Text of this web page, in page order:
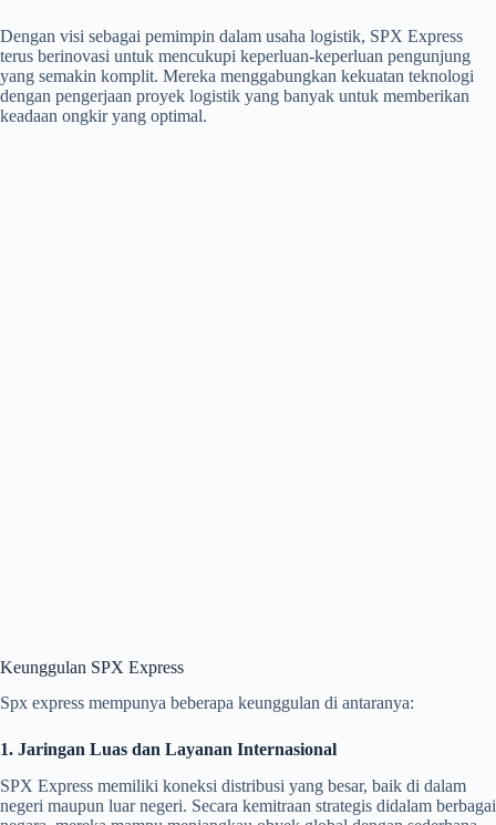
Dengan visi sebagai pemimpin dalam usaha logistik, SPX Express
terus berinovasi untuk mencukupi keperluan-keperluan pengunjung
yang semakin komplit. Mereka menggabungkan kekuatan teknologi
dengan pengerjaan proyek logistik yang banyak untuk memberikan
keadaan ongkir yang optimal.
Keunggulan SPX Express
Spx express mempunya beberapa keunggulan di antaranya:
1. Jaringan Luas dan Layanan Internasional
SPX Express memiliki koneksi distribusi yang besar, baik di dalam
negeri maupun luar negeri. Secara kemitraan strategis didalam berbagai